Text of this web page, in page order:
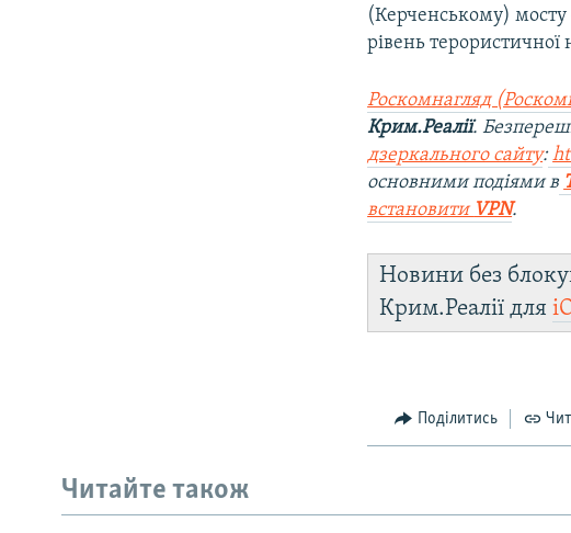
(Керченському) мосту
рівень
Роскомнагляд
Крим.Реалії.
дзеркального сайту:
основними подіями в
встановити VPN.
Новини без
Крим.Реалії для
Поділитись
Читайте також